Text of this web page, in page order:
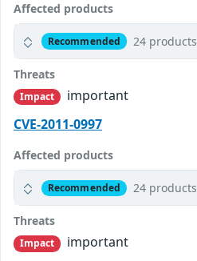
Affected products
Recommended 24 products
Threats
Impact
important
CVE-2011-0997
Affected products
Recommended 24 products
Threats
Impact
important